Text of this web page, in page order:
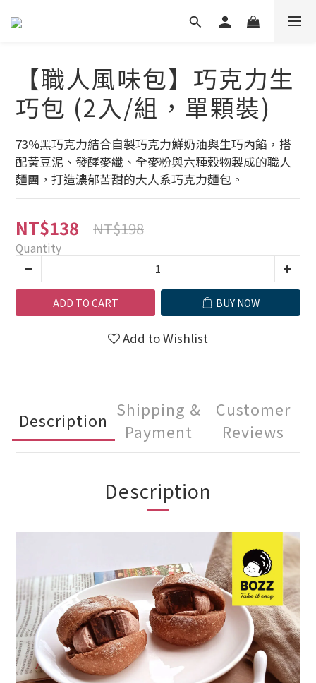
【職人風味包】巧克力生
巧包 (2入/組，單顆裝)
73%黑巧克力結合自製巧克力鮮奶油與生巧內餡，搭
配黃豆泥、發酵麥纖、全麥粉與六種穀物製成的職人
麵團，打造濃郁苦甜的大人系巧克力麵包。
NT$138 NT$198
Quantity
ADD TO CART BUY NOW
Add to Wishlist
Description
Shipping &
Payment
Customer
Reviews
Description